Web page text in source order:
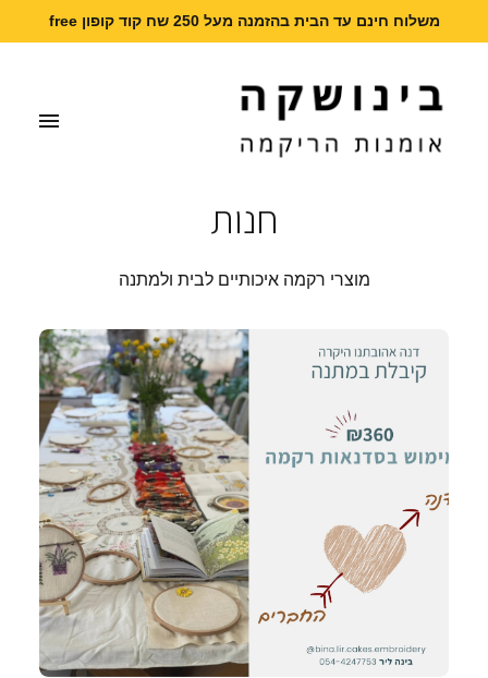
משלוח חינם עד הבית בהזמנה מעל 250 שח קוד קופון free
חנות
מוצרי רקמה איכותיים לבית ולמתנה